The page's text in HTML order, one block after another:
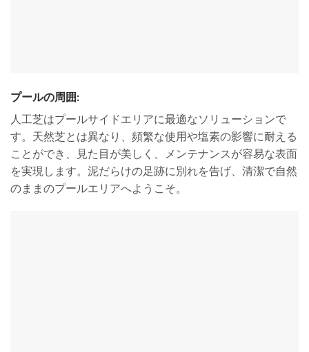
プールの周囲:
人工芝はプールサイドエリアに最適なソリューションで
す。天然芝とは異なり、頻繁な使用や塩素の影響に耐える
ことができ、見た目が美しく、メンテナンスが容易な表面
を実現します。泥だらけの足跡に別れを告げ、清潔で自然
のままのプールエリアへようこそ。